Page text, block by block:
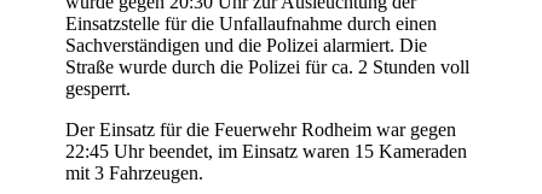
Einsatzstelle für die Unfallaufnahme durch einen
Sachverständigen und die Polizei alarmiert. Die
Straße wurde durch die Polizei für ca. 2 Stunden voll
gesperrt.
Der Einsatz für die Feuerwehr Rodheim war gegen
22:45 Uhr beendet, im Einsatz waren 15 Kameraden
mit 3 Fahrzeugen.